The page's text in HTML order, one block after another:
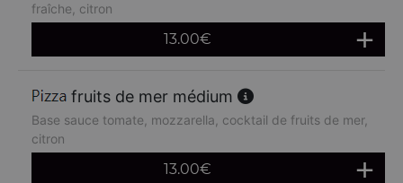
fraîche, citron
13.00€
fruits de mer médium
Base sauce tomate, mozzarella, cocktail de fruits de mer,
citron
13.00€